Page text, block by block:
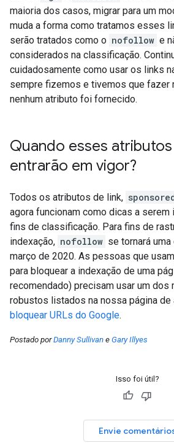
maioria dos casos, migrar para um
muda a forma como tratamos esses
serão tratados como o nofollow e
considerados na classificação.
cuidadosamente como usar os links
sempre fizemos e tivemos que fazer
nenhum atributo foi fornecido.
Quando esses
entrarão em vigor?
Todos os atributos de link,
agora funcionam como dicas a serem
fins de classificação. Para fins de
indexação, nofollow se tornará
março de 2020. As pessoas que
para bloquear a indexação de uma
recomendado) precisam usar um dos
robustos listados na nossa página de
bloquear URLs do Google.
Postado porDanny Sullivan e Gary Illyes
Isso foi útil?
Envie